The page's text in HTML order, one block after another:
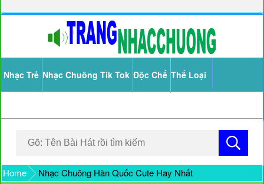
Nhạc Trẻ Nhạc Chuông Tik Tok Độc Chế Thể Loại
Home Nhạc Chuông Hàn Quốc Cute Hay Nhất